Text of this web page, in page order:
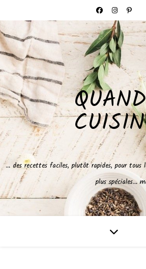
… des recettes faciles, plutôt rapides, pour tous
plus spéciales…